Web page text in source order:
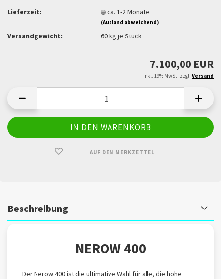
Lieferzeit: ca. 1-2 Monate
(Ausland abweichend)
Versandgewicht: 60kg je Stück
7.100,00 EUR
inkl. 19% MwSt. zzgl. Versand
AUF DEN MERKZETTEL
Beschreibung
NEROW 400
Der Nerow 400 ist die ultimative Wahl für alle, die hohe